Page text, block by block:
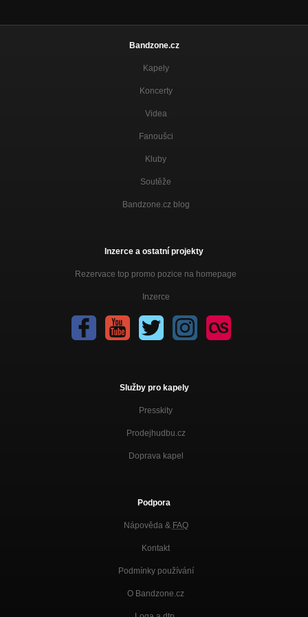
Můj kámoš sklenice (CD Drobný za milion 2010)
Komunistická (CD Drobný za milion 2010)
Bandzone.cz
Kapely
Koncerty
Videa
Fanoušci
Kluby
Soutěže
Bandzone.cz blog
Inzerce a ostatní projekty
Rezervace top promo pozice na homepage
Inzerce
Služby pro kapely
Presskity
Prodejhudbu.cz
Doprava kapel
Podpora
Nápověda & FAQ
Kontakt
Podmínky používání
O Bandzone.cz